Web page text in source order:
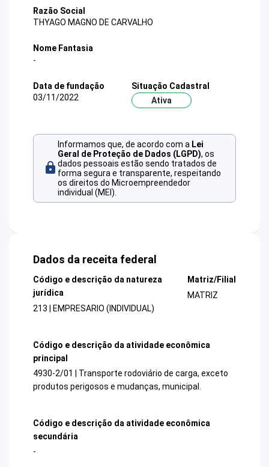
Razão Social
THYAGO MAGNO DE CARVALHO
Nome Fantasia
-
Data de fundação
03/11/2022
Situação Cadastral
Ativa
Informamos que, de acordo com a Lei
Geral de Proteção de Dados (LGPD), os
dados pessoais estão sendo tratados de
forma segura e transparente, respeitando
os direitos do Microempreendedor
individual (MEI).
Dados da receita federal
Código e descrição da natureza
jurídica
213 | EMPRESARIO (INDIVIDUAL)
Matriz/Filial
MATRIZ
Código e descrição da atividade econômica
principal
4930-2/01 | Transporte rodoviário de carga, exceto
produtos perigosos e mudanças, municipal.
Código e descrição da atividade econômica
secundária
-